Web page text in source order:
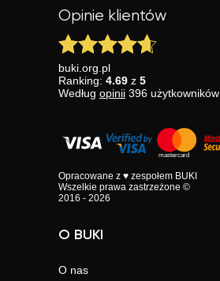
Opinie klientów
buki.org.pl
Ranking: 4.69 z 5
Według opinii 396 użytkowników
Opracowane z ♥ zespołem BUKI
Wszelkie prawa zastrzeżone ©
2016 - 2026
O BUKI
O nas